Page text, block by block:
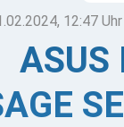
12:47 Uhr
ASUS